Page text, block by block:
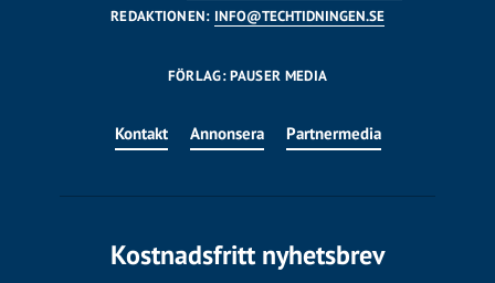
REDAKTIONEN: INFO@TECHTIDNINGEN.SE
FÖRLAG: PAUSER MEDIA
Kontakt Annonsera Partnermedia
Kostnadsfritt nyhetsbrev